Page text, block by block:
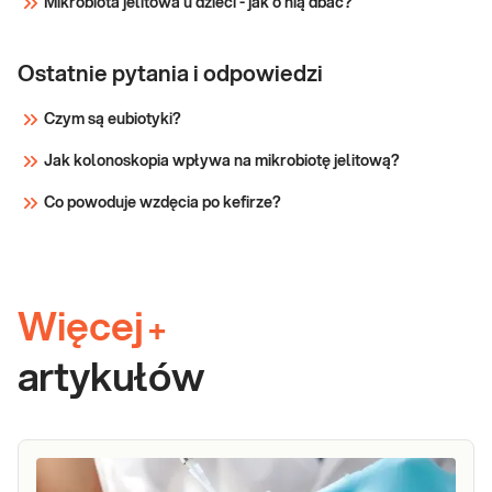
Ostatnie pytania i odpowiedzi
Czym są eubiotyki?
Jak kolonoskopia wpływa na mikrobiotę jelitową?
Co powoduje wzdęcia po kefirze?
Więcej +
artykułów